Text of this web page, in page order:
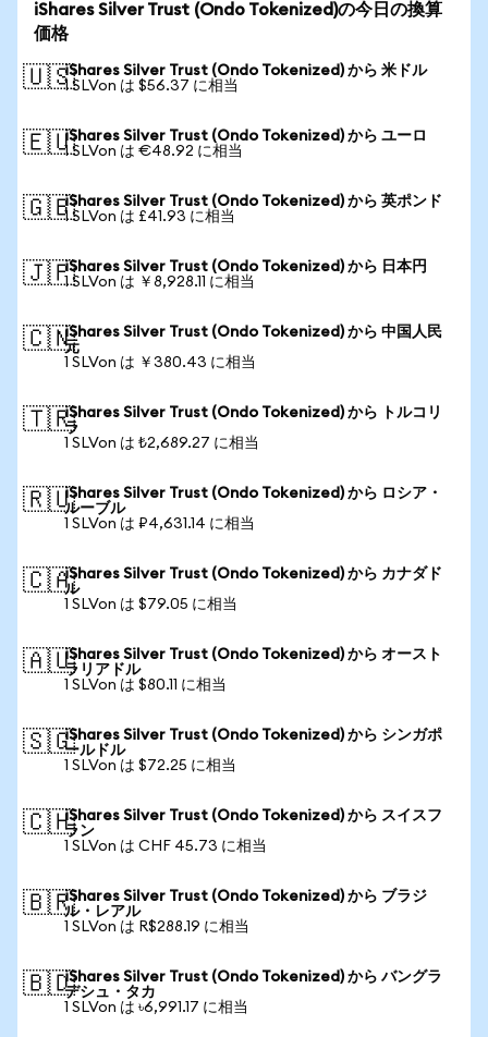
iShares Silver Trust (Ondo Tokenized)の今日の換算
価格
🇺🇸iShares Silver Trust (Ondo Tokenized) から 米ドル
1 SLVon は $56.37 に相当
🇪🇺iShares Silver Trust (Ondo Tokenized) から ユーロ
1 SLVon は €48.92 に相当
🇬🇧iShares Silver Trust (Ondo Tokenized) から 英ポンド
1 SLVon は £41.93 に相当
🇯🇵iShares Silver Trust (Ondo Tokenized) から 日本円
1 SLVon は ￥8,928.11 に相当
🇨🇳iShares Silver Trust (Ondo Tokenized) から 中国人民
元
1 SLVon は ￥380.43 に相当
🇹🇷iShares Silver Trust (Ondo Tokenized) から トルコリ
ラ
1 SLVon は ₺2,689.27 に相当
🇷🇺iShares Silver Trust (Ondo Tokenized) から ロシア・
ルーブル
1 SLVon は ₽4,631.14 に相当
🇨🇦iShares Silver Trust (Ondo Tokenized) から カナダド
ル
1 SLVon は $79.05 に相当
🇦🇺iShares Silver Trust (Ondo Tokenized) から オースト
ラリアドル
1 SLVon は $80.11 に相当
🇸🇬iShares Silver Trust (Ondo Tokenized) から シンガポ
ールドル
1 SLVon は $72.25 に相当
🇨🇭iShares Silver Trust (Ondo Tokenized) から スイスフ
ラン
1 SLVon は CHF 45.73 に相当
🇧🇷iShares Silver Trust (Ondo Tokenized) から ブラジ
ル・レアル
1 SLVon は R$288.19 に相当
🇧🇩iShares Silver Trust (Ondo Tokenized) から バングラ
デシュ・タカ
1 SLVon は ৳6,991.17 に相当